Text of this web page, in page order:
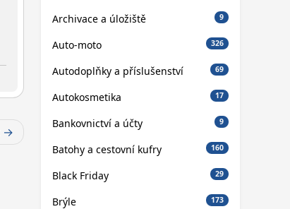
Archivace a úložiště 9
Auto-moto 326
Autodoplňky a příslušenství 69
Autokosmetika 17
Bankovnictví a účty 9
Batohy a cestovní kufry 160
Black Friday 29
Brýle 173